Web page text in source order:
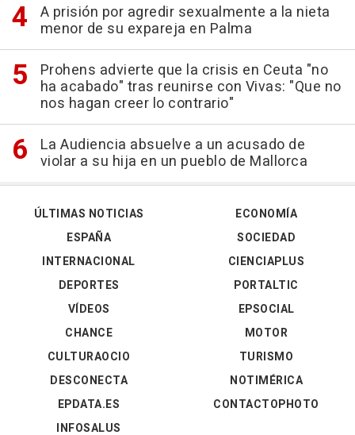
A prisión por agredir sexualmente a la nieta
menor de su expareja en Palma
Prohens advierte que la crisis en Ceuta "no
ha acabado" tras reunirse con Vivas: "Que no
nos hagan creer lo contrario"
La Audiencia absuelve a un acusado de
violar a su hija en un pueblo de Mallorca
ÚLTIMAS NOTICIAS
ESPAÑA
INTERNACIONAL
DEPORTES
VÍDEOS
ECONOMÍA
SOCIEDAD
CIENCIAPLUS
PORTALTIC
EPSOCIAL
CHANCE
CULTURAOCIO
DESCONECTA
EPDATA.ES
INFOSALUS
MOTOR
TURISMO
NOTIMÉRICA
CONTACTOPHOTO